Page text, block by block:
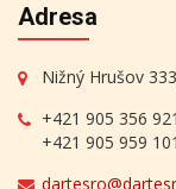
Adresa
Nižný Hrušov
+421 905 356 921
+421 905 959 101